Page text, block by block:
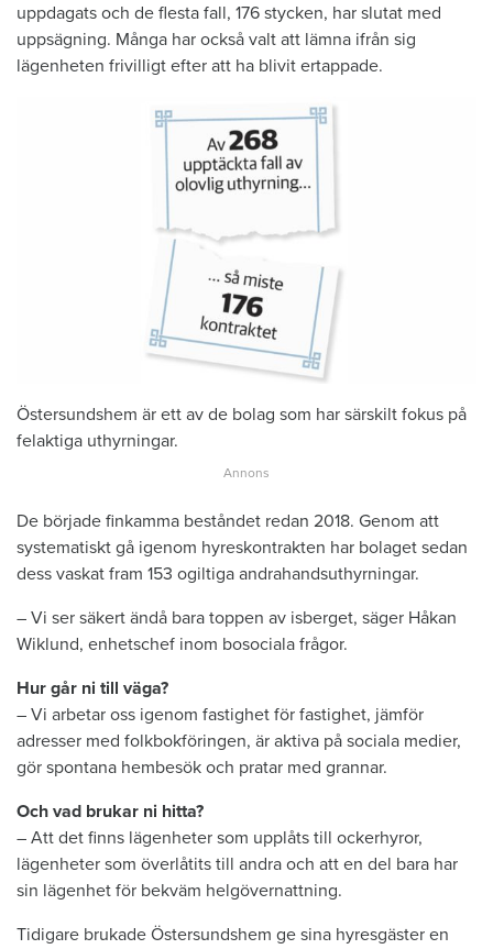
uppdagats och de flesta fall, 176 stycken, har slutat med
uppsägning. Många har också valt att lämna ifrån sig
lägenheten frivilligt efter att ha blivit ertappade.
Östersundshem är ett av de bolag som har särskilt fokus på
felaktiga uthyrningar.
De började finkamma beståndet redan 2018. Genom att
systematiskt gå igenom hyreskontrakten har bolaget sedan
dess vaskat fram 153 ogiltiga andrahandsuthyrningar.
– Vi ser säkert ändå bara toppen av isberget, säger Håkan
Wiklund, enhetschef inom bosociala frågor.
Hur går ni till väga?
– Vi arbetar oss igenom fastighet för fastighet, jämför
adresser med folkbokföringen, är aktiva på sociala medier,
gör spontana hembesök och pratar med grannar.
Och vad brukar ni hitta?
– Att det finns lägenheter som upplåts till ockerhyror,
lägenheter som över­låtits till andra och att en del bara har
sin lägenhet för bekväm helgövernattning.
Tidigare brukade Östersundshem ge sina hyresgäster en